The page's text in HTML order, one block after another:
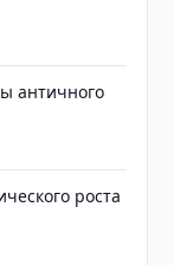
античного
роста